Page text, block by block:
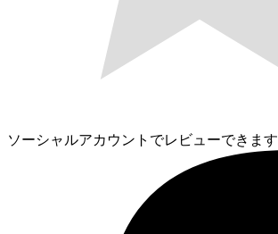
ソーシャルアカウントでレビューできます